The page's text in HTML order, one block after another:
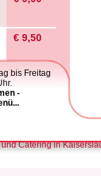
bis Freitag
-
€ 9,50
Catering in